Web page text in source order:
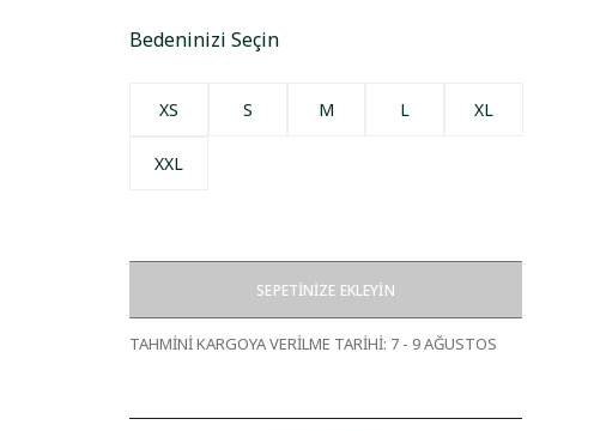
Bedeninizi Seçin
XS S M L XL
XXL
SEPETİNİZE EKLEYİN
TAHMİNİ KARGOYA VERİLME TARİHİ: 7 - 9 AĞUSTOS